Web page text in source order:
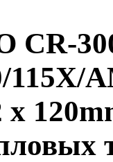
CR-
115X/
x